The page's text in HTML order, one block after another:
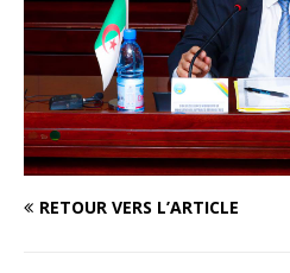
RETOUR VERS L’ARTICLE